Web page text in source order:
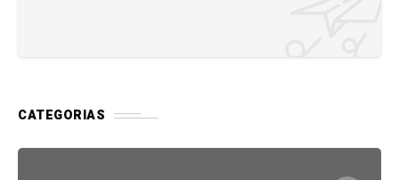
CATEGORIAS